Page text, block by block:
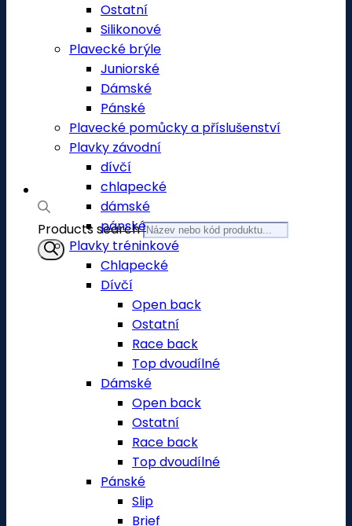
Products search
Ostatní
Silikonové
Plavecké brýle
Juniorské
Dámské
Pánské
Plavecké pomůcky a příslušenství
Plavky závodní
dívčí
chlapecké
dámské
pánské
Plavky tréninkové
Chlapecké
Dívčí
Open back
Ostatní
Race back
Top dvoudílné
Dámské
Open back
Ostatní
Race back
Top dvoudílné
Pánské
Slip
Brief